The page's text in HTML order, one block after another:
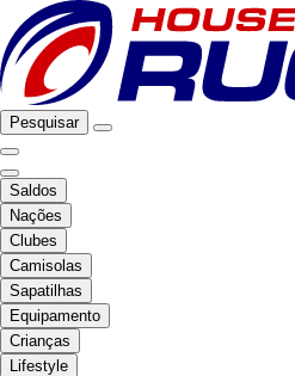
Pesquisar
Saldos
Nações
Clubes
Camisolas
Sapatilhas
Equipamento
Crianças
Lifestyle